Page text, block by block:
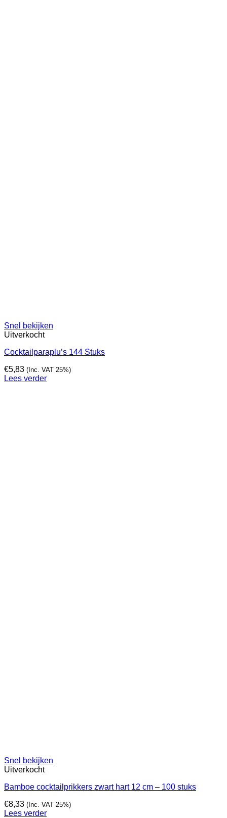
Snel bekijken
Uitverkocht
Cocktailparaplu’s 144 Stuks
€5,83 (Inc. VAT 25%)
Lees verder
Snel bekijken
Uitverkocht
Bamboe cocktailprikkers zwart hart 12 cm – 100 stuks
€8,33 (Inc. VAT 25%)
Lees verder